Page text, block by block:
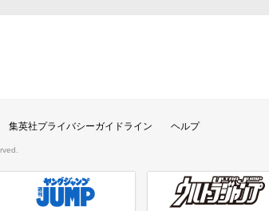
ジャンプ
集英社プライバシーガイドライン ヘルプ
週刊ヤングジャンプ公式サイトウルトラジャンプ